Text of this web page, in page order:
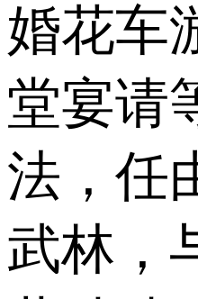
婚花车
堂宴请
法，任
武林，